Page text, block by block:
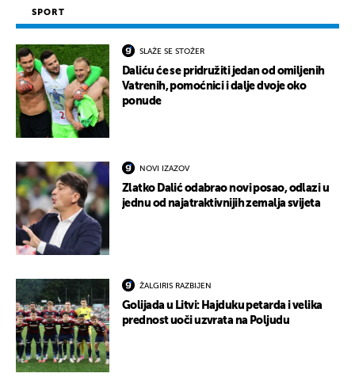
SPORT
SLAŽE SE STOŽER
Daliću će se pridružiti jedan od omiljenih
Vatrenih, pomoćnici i dalje dvoje oko
ponude
NOVI IZAZOV
Zlatko Dalić odabrao novi posao, odlazi u
jednu od najatraktivnijih zemalja svijeta
ŽALGIRIS RAZBIJEN
Golijada u Litvi: Hajduku petarda i velika
prednost uoči uzvrata na Poljudu